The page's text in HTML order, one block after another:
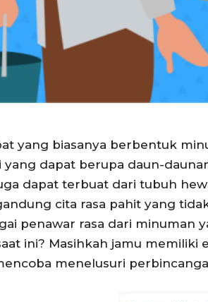
yang biasanya berbentuk
dapat berupa daun-
dapat terbuat dari tubuh
cita rasa pahit yang
penawar rasa dari minuman
ini? Masihkah jamu
menelusuri